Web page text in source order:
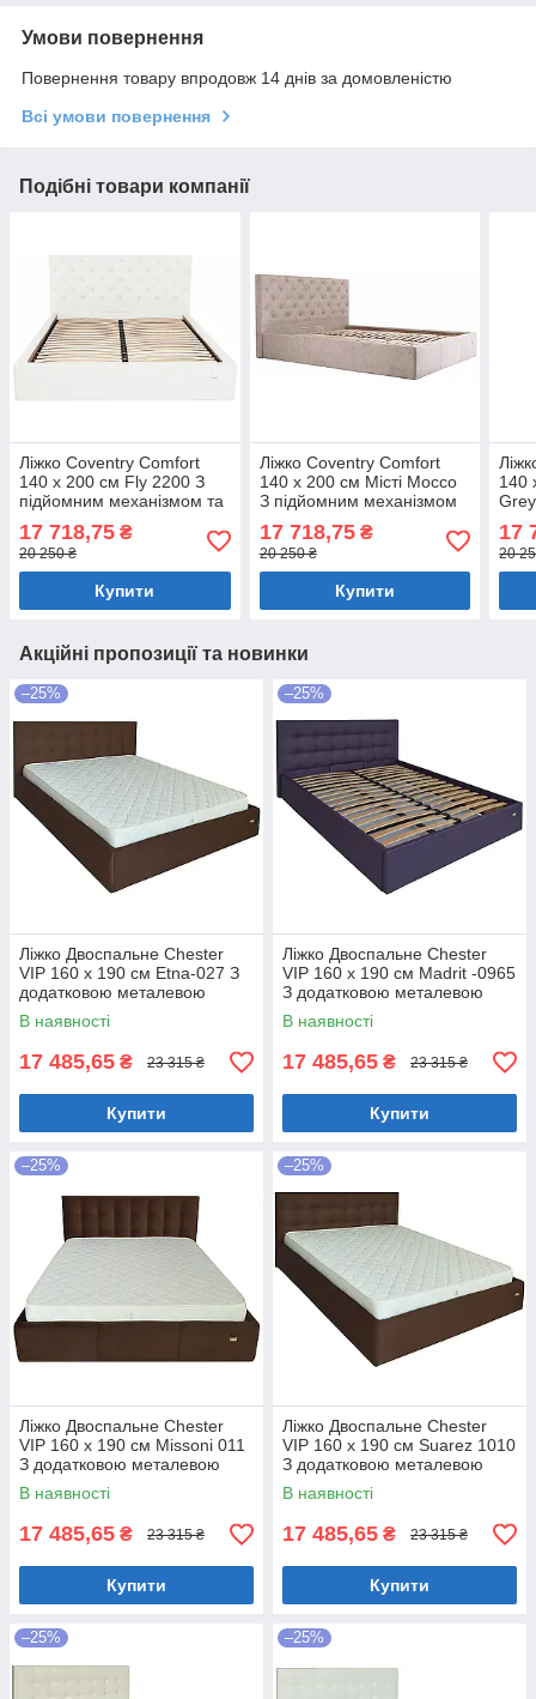
Умови повернення
Повернення товару впродовж 14 днів за домовленістю
Всі умови повернення
Подібні товари компанії
Ліжко Coventry Comfort
140 х 200 см Fly 2200 З
підйомним механізмом та
нішою для білизни Білий
17 718,75 ₴
20 250 ₴
Купити
Ліжко Coventry Comfort
140 х 200 см Місті Mocco
З підйомним механізмом
та нішою для білизни
Мокко
17 718,75₴
20 250 ₴
Купити
140
17
20
Акційні пропозиції та новинки
–25%
Ліжко Двоспальне Chester
VIP 160 х 190 см Etna-027 З
додатковою металевою
цільнозварною рамою
Коричневий
В наявності
17 485,65 ₴ 23 315 ₴
Купити
–25%
Ліжко Двоспальне Chester
VIP 160 х 190 см Madrit -0965
З додатковою металевою
цільнозварною рамою
Фіолетовий
В наявності
17 485,65 ₴ 23 315 ₴
Купити
–25%
Ліжко Двоспальне Chester
VIP 160 х 190 см Missoni 011
З додатковою металевою
цільнозварною рамою
Темно-коричневий
В наявності
17 485,65 ₴ 23 315 ₴
Купити
–25%
Ліжко Двоспальне Chester
VIP 160 х 190 см Suarez 1010
З додатковою металевою
цільнозварною рамою
Коричневий
В наявності
17 485,65 ₴ 23 315 ₴
Купити
–25% –25%